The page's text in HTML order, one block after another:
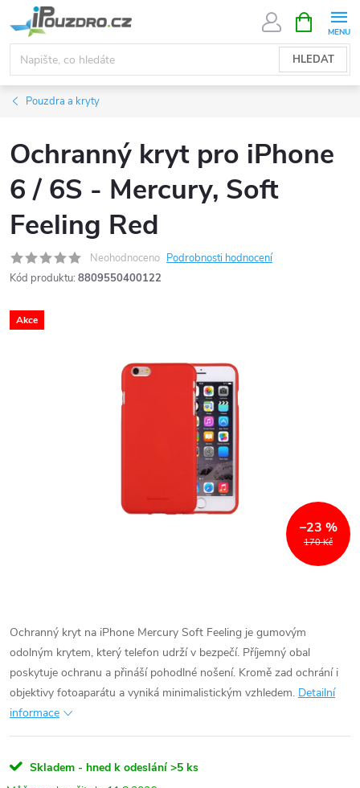
na
obsah
HLEDAT
NÁKUPNÍ
KOŠÍK
Pouzdra a kryty
Ochranný kryt pro iPhone
6 / 6S - Mercury, Soft
Feeling Red
Neohodnoceno Podrobnosti hodnocení
Kód produktu: 8809550400122
Akce
170 Kč
–23 %
Ochranný kryt na iPhone Mercury Soft Feeling je gumovým
odolným krytem, který telefon udrží v bezpečí. Příjemný obal
poskytuje ochranu a přináší pohodlné nošení. Kromě zad ochrání i
objektivy fotoaparátu a vyniká minimalistickým vzhledem. Detailní
informace
Skladem - hned k odeslání >5 ks